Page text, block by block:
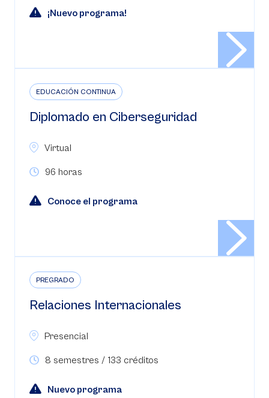
¡Nuevo programa!
EDUCACIÓN CONTINUA
Diplomado en Ciberseguridad
Virtual
96 horas
Conoce el programa
PREGRADO
Relaciones Internacionales
Presencial
8 semestres / 133 créditos
Nuevo programa